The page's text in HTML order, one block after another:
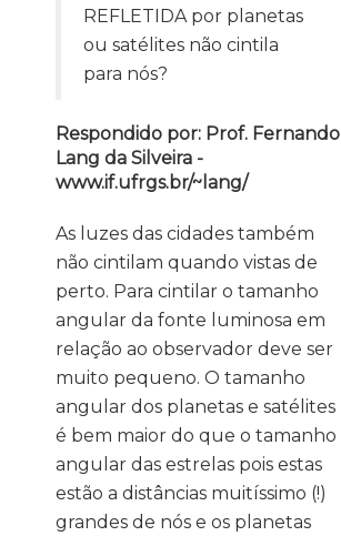
REFLETIDA por planetas
ou satélites não cintila
para nós?
Respondido por: Prof. Fernando
Lang da Silveira -
www.if.ufrgs.br/~lang/
As luzes das cidades também
não cintilam quando vistas de
perto. Para cintilar o tamanho
angular da fonte luminosa em
relação ao observador deve ser
muito pequeno. O tamanho
angular dos planetas e satélites
é bem maior do que o tamanho
angular das estrelas pois estas
estão a distâncias muitíssimo (!)
grandes de nós e os planetas